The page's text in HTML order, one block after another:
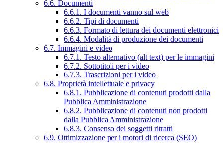
6.6. Documenti
6.6.1. I documenti vanno sul web
6.6.2. Tipi di documenti
6.6.3. Formato di lettura dei documenti elettronici
6.6.4. Modalità di produzione dei documenti
6.7. Immagini e video
6.7.1. Testo alternativo (alt text) per le immagini
6.7.2. Sottotitoli per i video
6.7.3. Trascrizioni per i video
6.8. Proprietà intellettuale e privacy
6.8.1. Pubblicazione di contenuti prodotti dalla
Pubblica Amministrazione
6.8.2. Pubblicazione di contenuti non prodotti
dalla Pubblica Amministrazione
6.8.3. Consenso dei soggetti ritratti
6.9. Ottimizzazione per i motori di ricerca (SEO)